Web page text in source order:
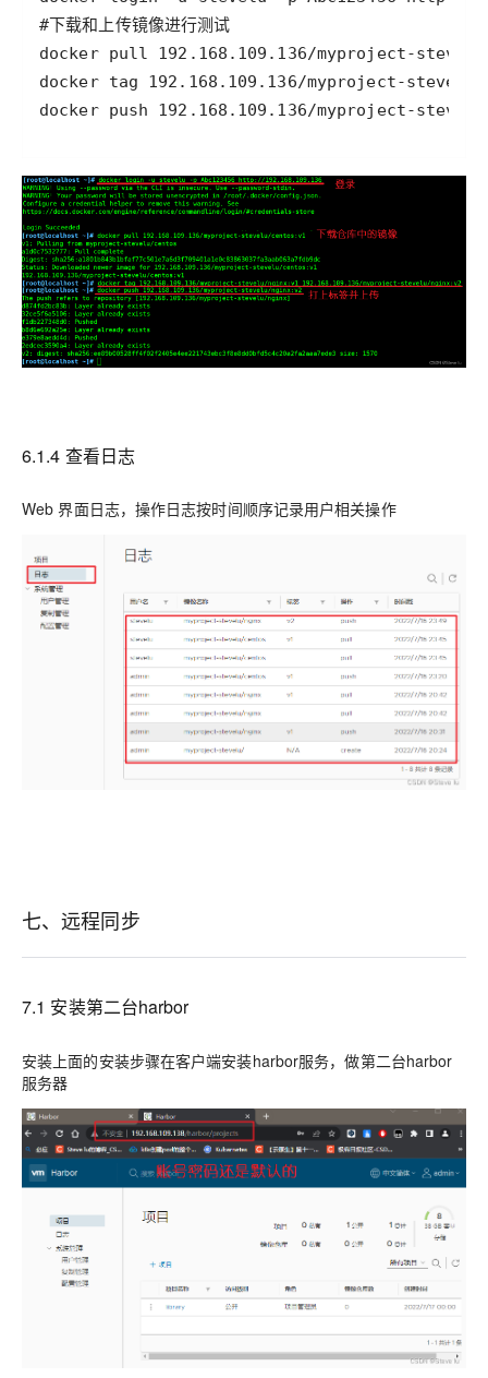
docker push 192.168.109.136/myproject-
6.1.4 查看日志
Web 界面日志，操作日志按时间顺序记录用户相关操作
七、远程同步
7.1 安装第二台harbor
安装上面的安装步骤在客户端安装harbor服务，做第二台harbor
服务器